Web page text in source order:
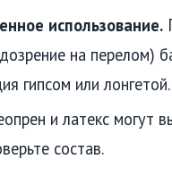
использование.
на перелом)
гипсом или лонгетой.
и латекс могут
состав.